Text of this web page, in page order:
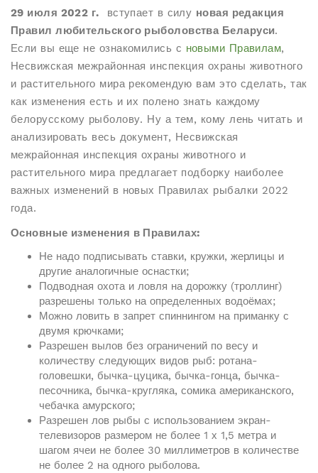
29 июля 2022 г. вступает в силу новая редакция
Правил любительского рыболовства Беларуси.
Если вы еще не ознакомились с новыми Правилам,
Несвижская межрайонная инспекция охраны животного
и растительного мира рекомендую вам это сделать, так
как изменения есть и их полено знать каждому
белорусскому рыболову. Ну а тем, кому лень читать и
анализировать весь документ, Несвижская
межрайонная инспекция охраны животного и
растительного мира предлагает подборку наиболее
важных изменений в новых Правилах рыбалки 2022
года.
Основные изменения в Правилах:
Не надо подписывать ставки, кружки, жерлицы и
другие аналогичные оснастки;
Подводная охота и ловля на дорожку (троллинг)
разрешены только на определенных водоёмах;
Можно ловить в запрет спиннингом на приманку с
двумя крючками;
Разрешен вылов без ограничений по весу и
количеству следующих видов рыб: ротана-
головешки, бычка-цуцика, бычка-гонца, бычка-
песочника, бычка-кругляка, сомика американского,
чебачка амурского;
Разрешен лов рыбы с использованием экран-
телевизоров размером не более 1 х 1,5 метра и
шагом ячеи не более 30 миллиметров в количестве
не более 2 на одного рыболова.